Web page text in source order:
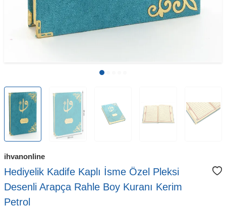
ihvanonline
Hediyelik Kadife Kaplı İsme Özel Pleksi
Desenli Arapça Rahle Boy Kuranı Kerim
Petrol